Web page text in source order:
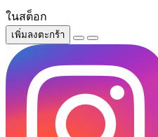
ในสต็อก
เพิ่มลงตะกร้า